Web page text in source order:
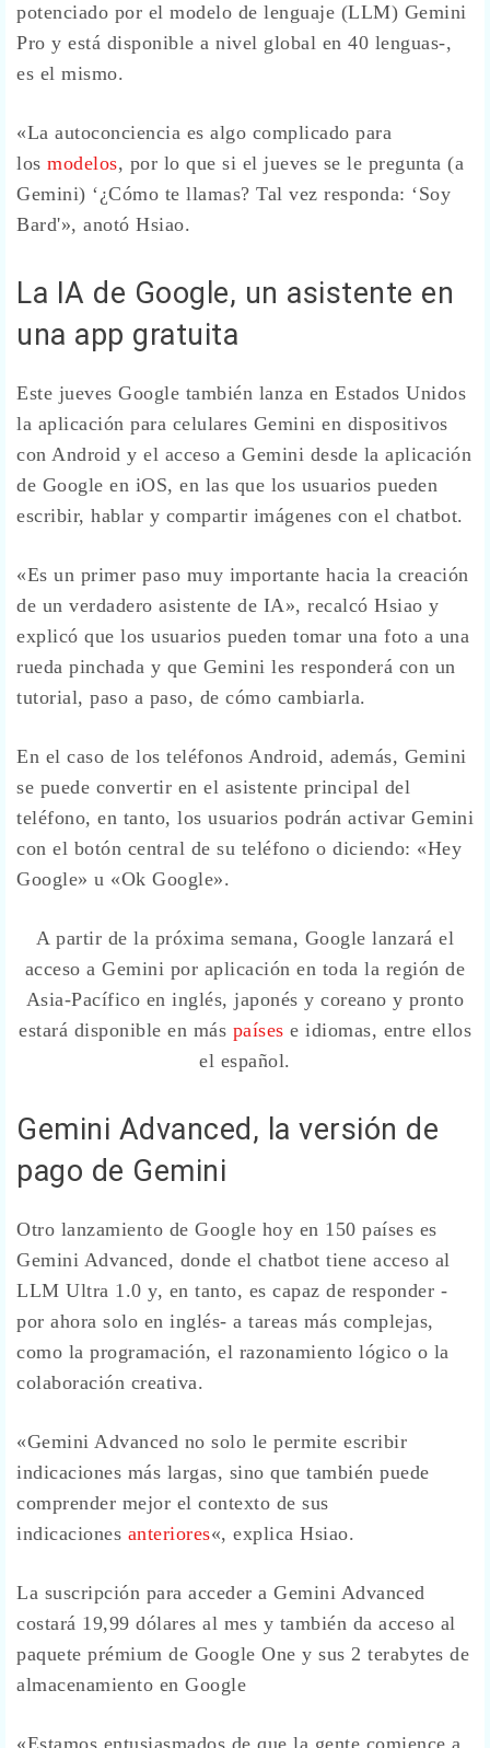
potenciado por el modelo de lenguaje (LLM) Gemini
Pro y está disponible a nivel global en 40 lenguas-,
es el mismo.
«La autoconciencia es algo complicado para
los modelos, por lo que si el jueves se le pregunta (a
Gemini) ‘¿Cómo te llamas? Tal vez responda: ‘Soy
Bard'», anotó Hsiao.
La IA de Google, un asistente en
una app gratuita
Este jueves Google también lanza en Estados Unidos
la aplicación para celulares Gemini en dispositivos
con Android y el acceso a Gemini desde la aplicación
de Google en iOS, en las que los usuarios pueden
escribir, hablar y compartir imágenes con el chatbot.
«Es un primer paso muy importante hacia la creación
de un verdadero asistente de IA», recalcó Hsiao y
explicó que los usuarios pueden tomar una foto a una
rueda pinchada y que Gemini les responderá con un
tutorial, paso a paso, de cómo cambiarla.
En el caso de los teléfonos Android, además, Gemini
se puede convertir en el asistente principal del
teléfono, en tanto, los usuarios podrán activar Gemini
con el botón central de su teléfono o diciendo: «Hey
Google» u «Ok Google».
A partir de la próxima semana, Google lanzará el
acceso a Gemini por aplicación en toda la región de
Asia-Pacífico en inglés, japonés y coreano y pronto
estará disponible en más países e idiomas, entre ellos
el español.
Gemini Advanced, la versión de
pago de Gemini
Otro lanzamiento de Google hoy en 150 países es
Gemini Advanced, donde el chatbot tiene acceso al
LLM Ultra 1.0 y, en tanto, es capaz de responder -
por ahora solo en inglés- a tareas más complejas,
como la programación, el razonamiento lógico o la
colaboración creativa.
«Gemini Advanced no solo le permite escribir
indicaciones más largas, sino que también puede
comprender mejor el contexto de sus
indicaciones anteriores«, explica Hsiao.
La suscripción para acceder a Gemini Advanced
costará 19,99 dólares al mes y también da acceso al
paquete prémium de Google One y sus 2 terabytes de
almacenamiento en Google